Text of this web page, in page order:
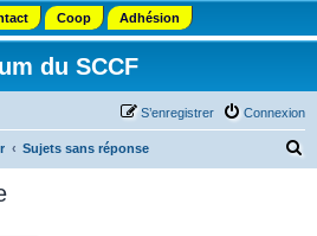
Coop Adhésion
du SCCF
Connexion
S’enregistrer
Sujets sans réponse